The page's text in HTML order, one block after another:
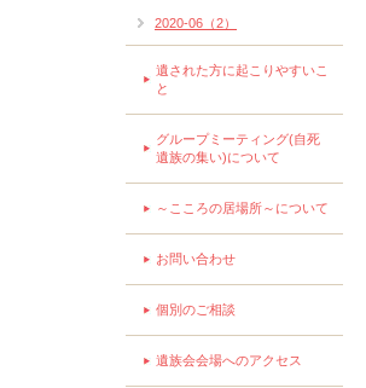
2020-06（2）
遺された方に起こりやすいこ
と
グループミーティング(自死
遺族の集い)について
～こころの居場所～について
お問い合わせ
個別のご相談
遺族会会場へのアクセス